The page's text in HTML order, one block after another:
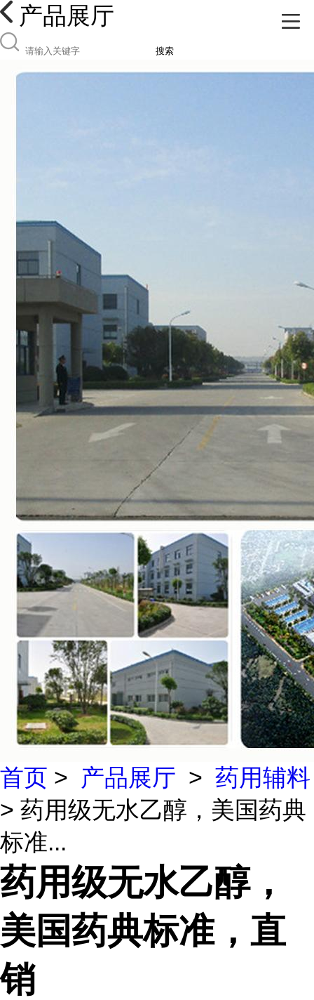
产品展厅
搜索
首页 > 产品展厅 > 药用辅料
> 药用级无水乙醇，美国药典
标准...
药用级无水乙醇，
美国药典标准，直
销